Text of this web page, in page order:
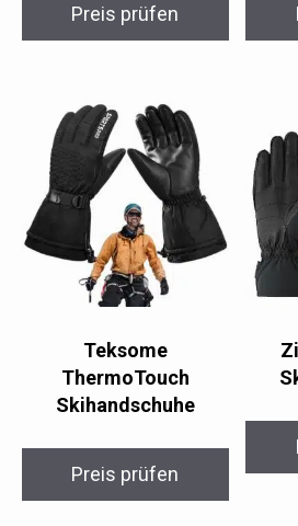
Preis prüfen
Teksome
ThermoTouch
Skihandschuhe
Preis prüfen